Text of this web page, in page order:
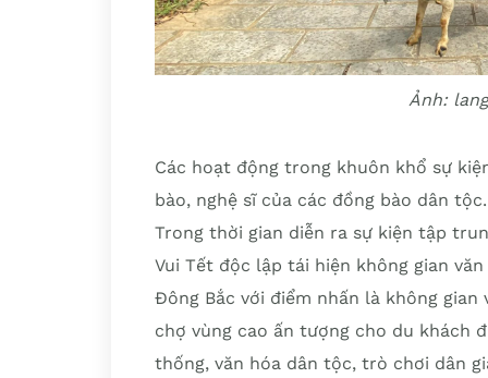
Ảnh:
Các hoạt động trong khuôn khổ sự
bào, nghệ sĩ của các đồng bào dân tộc.
Trong thời gian diễn ra sự kiện tập
Vui Tết độc lập tái hiện không gian
Đông Bắc với điểm nhấn là không
chợ vùng cao ấn tượng cho du khách
thống, văn hóa dân tộc, trò chơi dân